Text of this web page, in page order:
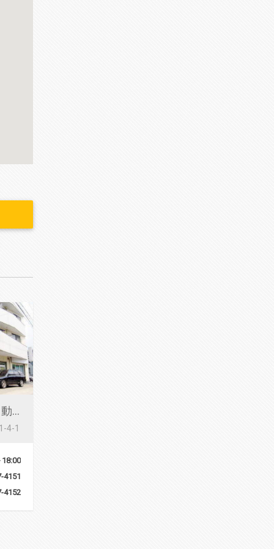
株式会社 滝沢自動車整備工場
4-1
4151
4152